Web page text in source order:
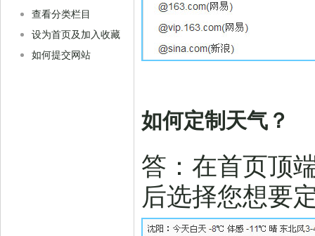
查看分类栏目
设为首页及加入收藏
如何提交网站
如何定制天气？
答：在首页顶
后选择您想要